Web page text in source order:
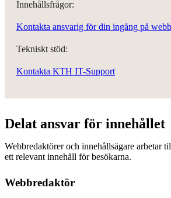
Innehållsfrågor:
Kontakta ansvarig för din ingång på
Tekniskt stöd:
Kontakta KTH IT-Support
Delat ansvar för innehållet
Webbredaktörer och innehållsägare arbetar
ett relevant innehåll för besökarna.
Webbredaktör